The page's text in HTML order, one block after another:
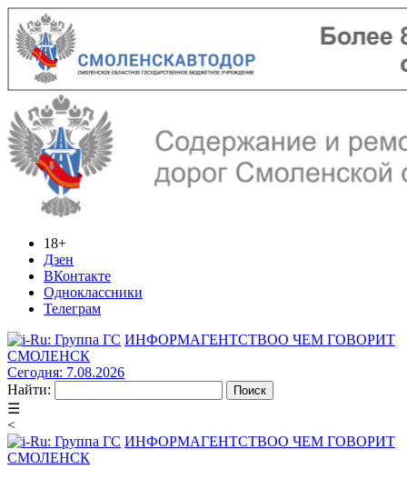
18+
Дзен
ВКонтакте
Одноклассники
Телеграм
ИНФОРМАГЕНТСТВОО ЧЕМ ГОВОРИТ
СМОЛЕНСК
Сегодня: 7.08.2026
Найти:
☰
<
ИНФОРМАГЕНТСТВОО ЧЕМ ГОВОРИТ
СМОЛЕНСК